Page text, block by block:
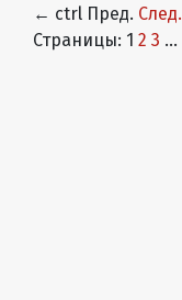
← ctrl Пред. След.
Страницы: 1 2 3 ...